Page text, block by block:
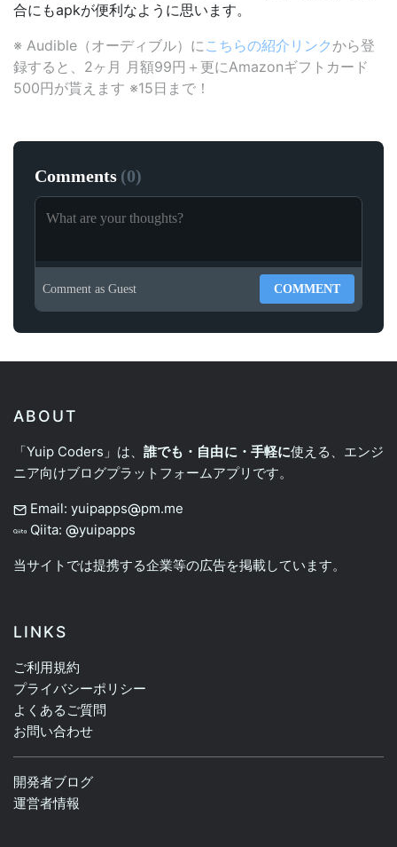
合にもapkが便利なように思います。
※ Audible（オーディブル）にこちらの紹介リンク から登
録すると、2ヶ月 月額99円＋更にAmazonギフトカード
500円が貰えます ※15日まで！
Comments (0)
Comment as Guest COMMENT
ABOUT
「Yuip Coders」は、誰でも・自由に・手軽に使える、エンジ
ニア向けブログプラットフォームアプリです。
Email: yuipapps
pm.me
Qiita:
yuipapps
当サイトでは提携する企業等の広告を掲載しています。
LINKS
ご利用規約
プライバシーポリシー
よくあるご質問
お問い合わせ
開発者ブログ
運営者情報